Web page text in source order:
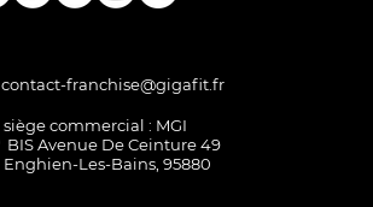
contact-franchise@gigafit.fr
Enghien-Les-Bains, 95880